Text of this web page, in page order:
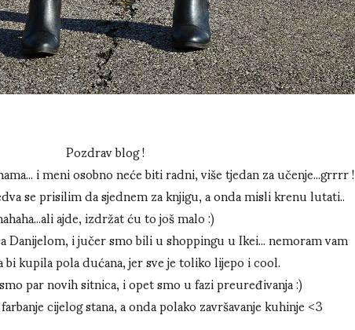
Pozdrav blog !
i meni osobno neće biti radni, više tjedan za učenje...grrrr !
se prisilim da sjednem za knjigu, a onda misli krenu lutati..
ajde, izdržat ću to još malo :)
Danijelom, i jučer smo bili u shoppingu u Ikei... nemoram vam
kupila pola dućana, jer sve je toliko lijepo i cool.
par novih sitnica, i opet smo u fazi preuređivanja :)
cijelog stana, a onda polako završavanje kuhinje <3